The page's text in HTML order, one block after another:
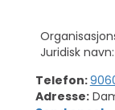
Juridisk
Telefon:
Adresse: